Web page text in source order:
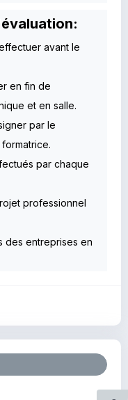
avant le
en fin de
et en salle.
par le
par chaque
professionnel
des entreprises en